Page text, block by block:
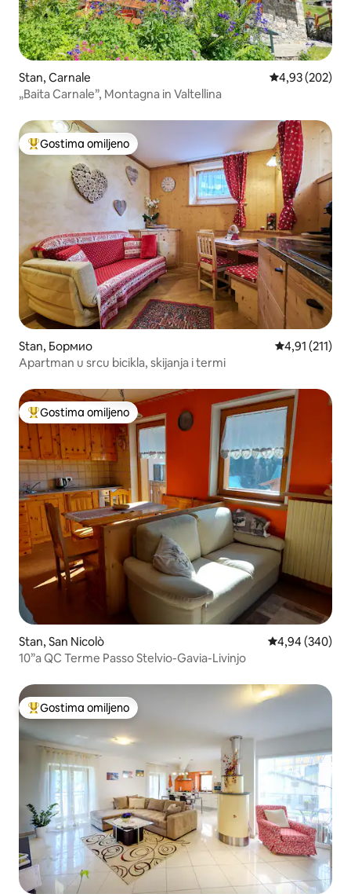
Stan, Carnale Prosečna
4,93 (202)
„Baita Carnale”, Montagna in Valtellina
Najuspešniji među gostima omiljenim
Gostima omiljeno
Stan, Бормио Prosečna
4,91 (211)
Apartman u srcu bicikla, skijanja i termi
Najuspešniji među gostima omiljenim
Gostima omiljeno
Stan, San Nicolò Prosečna
4,94 (340)
10”a QC Terme Passo Stelvio-Gavia-Livinjo
Najuspešniji među gostima omiljenim
Gostima omiljeno